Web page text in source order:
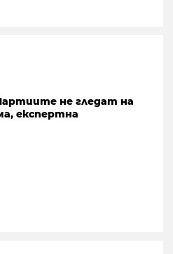
не гледат на
експертна